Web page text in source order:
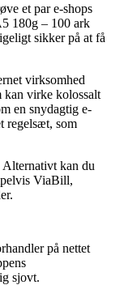
et par e-shops
180g – 100 ark
sikker på at få
virksomhed
kan virke kolossalt
en snydagtig e-
regelsæt, som
kan du
ViaBill,
på nettet
sjovt.